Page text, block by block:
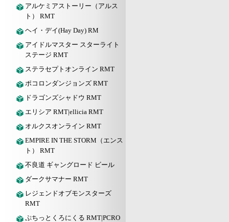
アルケミアストーリー（アルス
ト） RMT
ヘイ・デイ(Hay Day) RM
アイドルマスター スターライト
ステージ RMT
ステラセプトオンライン RMT
ポコロンダンジョンズ RMT
ドラゴンズシャドウ RMT
エリシア RMT|ellicia RMT
オルクスオンライン RMT
EMPIRE IN THE STORM（エンス
ト） RMT
不良道 ギャングロード ビール
ダークサマナー RMT
レジェンドオブモンスターズ
RMT
ぷちっとくろにくる RMT|PCRO